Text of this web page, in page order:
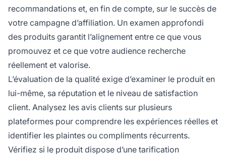
recommandations et, en fin de compte, sur le succès de
votre campagne d’affiliation. Un examen approfondi
des produits garantit l’alignement entre ce que vous
promouvez et ce que votre audience recherche
réellement et valorise.
L’évaluation de la qualité exige d’examiner le produit en
lui-même, sa réputation et le niveau de satisfaction
client. Analysez les avis clients sur plusieurs
plateformes pour comprendre les expériences réelles et
identifier les plaintes ou compliments récurrents.
Vérifiez si le produit dispose d’une tarification